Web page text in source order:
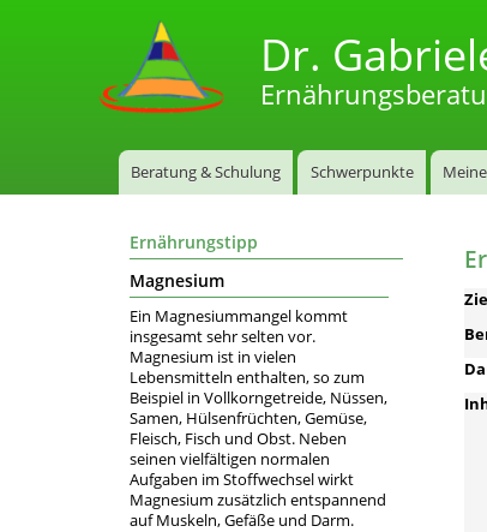
Dr.
Hauptmenü
Beratung & Schulung Schwerpunkte
Ernährungstipp
Magnesium
Ein Magnesiummangel kommt
insgesamt sehr selten vor.
Magnesium ist in vielen
Lebensmitteln enthalten, so zum
Beispiel in Vollkorngetreide, Nüssen,
Samen, Hülsenfrüchten, Gemüse,
Fleisch, Fisch und Obst. Neben
seinen vielfältigen normalen
Aufgaben im Stoffwechsel wirkt
Magnesium zusätzlich entspannend
auf Muskeln, Gefäße und Darm.